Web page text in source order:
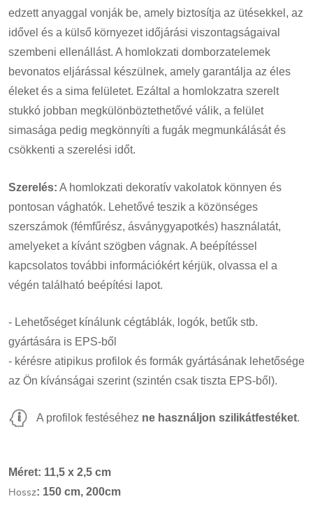
edzett anyaggal vonják be, amely biztosítja az ütésekkel, az
idővel és a külső környezet időjárási viszontagságaival
szembeni ellenállást. A homlokzati domborzatelemek
bevonatos eljárással készülnek, amely garantálja az éles
éleket és a sima felületet. Ezáltal a homlokzatra szerelt
stukkó jobban megkülönböztethetővé válik, a felület
simasága pedig megkönnyíti a fugák megmunkálását és
csökkenti a szerelési időt.
Szerelés: A homlokzati dekoratív vakolatok könnyen és
pontosan vághatók. Lehetővé teszik a közönséges
szerszámok (fémfűrész, ásványgyapotkés) használatát,
amelyeket a kívánt szögben vágnak. A beépítéssel
kapcsolatos további információkért kérjük, olvassa el a
végén található beépítési lapot.
- Lehetőséget kínálunk cégtáblák, logók, betűk stb.
gyártására is EPS-ből
- kérésre atipikus profilok és formák gyártásának lehetősége
az Ön kívánságai szerint (szintén csak tiszta EPS-ből).
A profilok festéséhez ne használjon szilikátfestéket.
Méret: 11,5 x 2,5 cm
Hossz: 150 cm, 200cm